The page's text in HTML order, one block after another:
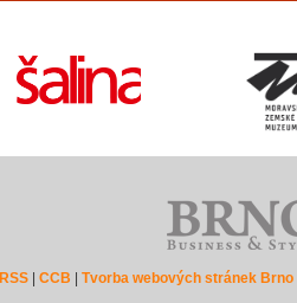
RSS| CCB Tvorba webových stránek Brno|